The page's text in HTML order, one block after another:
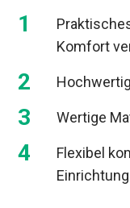
Komfort
Wertige
Flexibel